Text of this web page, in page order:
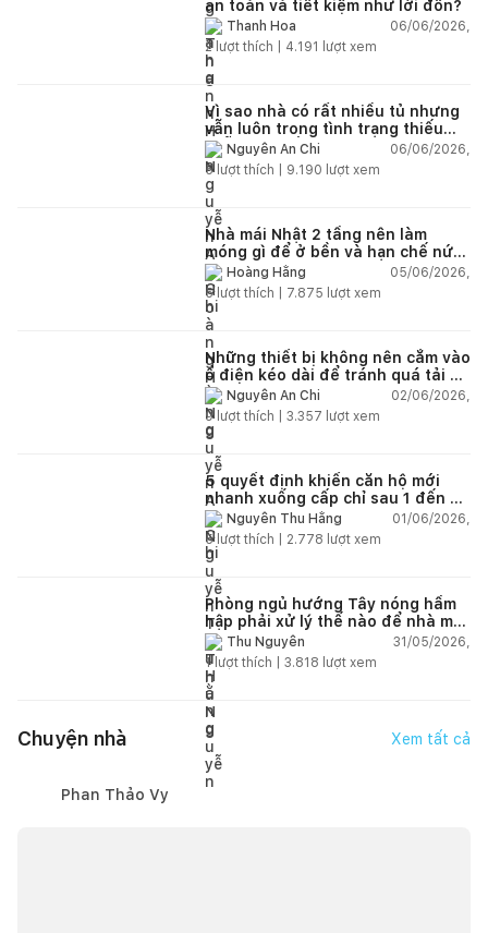
an toàn và tiết kiệm như lời đồn?
Thanh Hoa
06/06/2026,
2lượt thích | 4.191 lượt xem
Vì sao nhà có rất nhiều tủ nhưng
vẫn luôn trong tình trạng thiếu
chỗ chứa đồ?
Nguyễn An Chi
06/06/2026,
5lượt thích | 9.190 lượt xem
Nhà mái Nhật 2 tầng nên làm
móng gì để ở bền và hạn chế nứt
lún?Hoàng Hằng
05/06/2026,
5lượt thích | 7.875 lượt xem
Những thiết bị không nên cắm vào
ổ điện kéo dài để tránh quá tải và
chập cháy trong nhà
Nguyễn An Chi
02/06/2026,
9lượt thích | 3.357 lượt xem
5 quyết định khiến căn hộ mới
nhanh xuống cấp chỉ sau 1 đến 2
nămNguyễn Thu Hằng
01/06/2026,
5lượt thích | 2.778 lượt xem
Phòng ngủ hướng Tây nóng hầm
hập phải xử lý thế nào để nhà mát
hơn?Thu Nguyễn
31/05/2026,
1lượt thích | 3.818 lượt xem
Chuyện nhà Xem tất cả
Phan Thảo Vy